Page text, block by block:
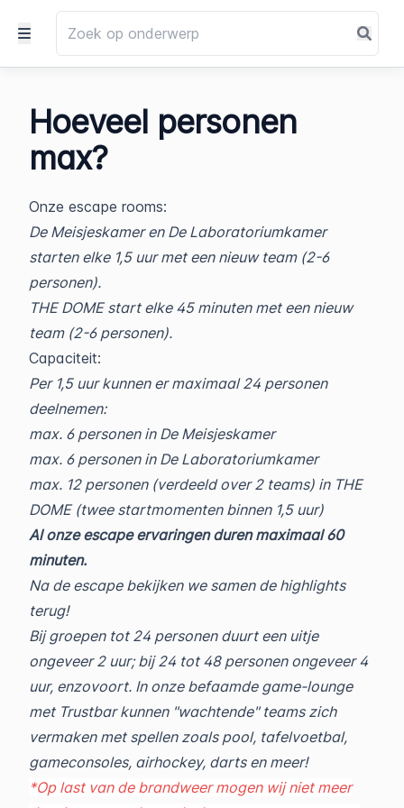
Hoeveel personen
max?
Onze escape rooms:
De Meisjeskamer en De Laboratoriumkamer
starten elke 1,5 uur met een nieuw team (2-6
personen).
THE DOME start elke 45 minuten met een nieuw
team (2-6 personen).
Capaciteit:
Per 1,5 uur kunnen er maximaal 24 personen
deelnemen:
max. 6 personen in De Meisjeskamer
max. 6 personen in De Laboratoriumkamer
max. 12 personen (verdeeld over 2 teams) in THE
DOME (twee startmomenten binnen 1,5 uur)
Al onze escape ervaringen duren maximaal 60
minuten.
Na de escape bekijken we samen de highlights
terug!
Bij groepen tot 24 personen duurt een uitje
ongeveer 2 uur; bij 24 tot 48 personen ongeveer 4
uur, enzovoort. In onze befaamde game-lounge
met Trustbar kunnen "wachtende" teams zich
vermaken met spellen zoals pool, tafelvoetbal,
gameconsoles, airhockey, darts en meer!
*Op last van de brandweer mogen wij niet meer